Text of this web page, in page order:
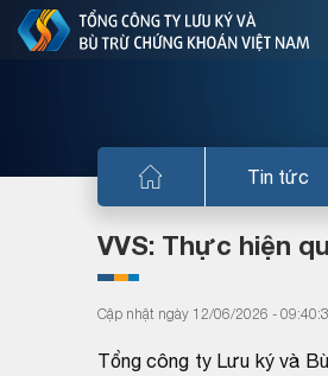
Tin tức
VVS: Thực hiện
Cập nhật ngày 12/06/2026 -
Tổng công ty Lưu ký và